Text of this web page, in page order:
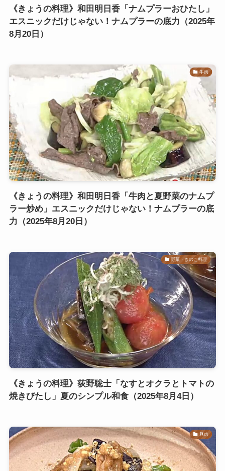
《きょうの料理》和田明日香「ナムプラーおひたし」
エスニックだけじゃない！ナムプラーの底力（2025年
8月20日）
牛肉
《きょうの料理》和田明日香「牛肉と夏野菜のナムプ
ラー炒め」エスニックだけじゃない！ナムプラーの底
力（2025年8月20日）
野菜・きのこ料理
《きょうの料理》荻野聡士「なすとオクラとトマトの
焼きびたし」夏のシンプル和食（2025年8月4日）
豚肉